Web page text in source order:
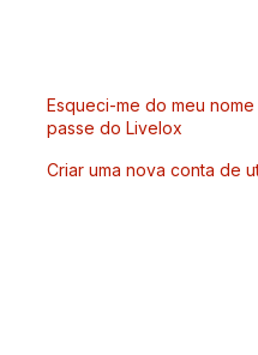
Esqueci-me do meu
passe do Livelox
Criar uma nova conta de